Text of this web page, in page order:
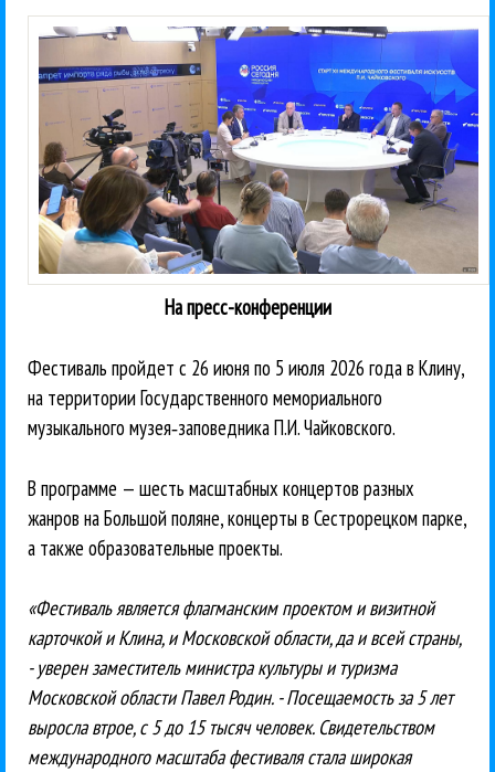
На пресс-конференции
Фестиваль пройдет с 26 июня по 5 июля 2026 года в Клину,
на территории Государственного мемориального
музыкального музея‑заповедника П.И. Чайковского.
В программе — шесть масштабных концертов разных
жанров на Большой поляне, концерты в Сестрорецком парке,
а также образовательные проекты.
«Фестиваль является флагманским проектом и визитной
карточкой и Клина, и Московской области, да и всей страны,
- уверен заместитель министра культуры и туризма
Московской области Павел Родин. - Посещаемость за 5 лет
выросла втрое, с 5 до 15 тысяч человек. Свидетельством
международного масштаба фестиваля стала широкая